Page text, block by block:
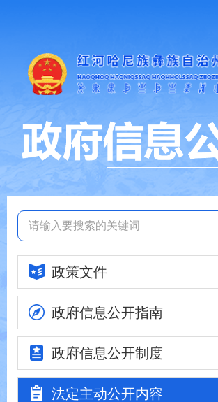
政策文件
政府信息公开指南
政府信息公开制度
法定主动公开内容